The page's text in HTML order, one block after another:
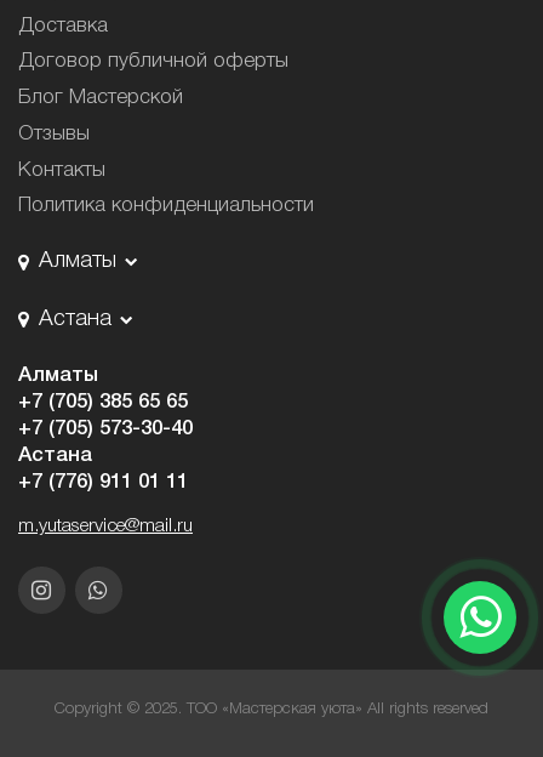
Доставка
Договор публичной оферты
Блог Мастерской
Отзывы
Контакты
Политика конфиденциальности
Алматы
Астана
Алматы
+7 (705) 385 65 65
+7 (705) 573-30-40
Астана
+7 (776) 911 01 11
m.yutaservice@mail.ru
Copyright © 2025. ТОО «Мастерская уюта» All rights reserved